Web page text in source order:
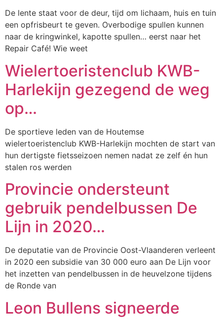
De lente staat voor de deur, tijd om lichaam, huis en tuin
een opfrisbeurt te geven. Overbodige spullen kunnen
naar de kringwinkel, kapotte spullen… eerst naar het
Repair Café! Wie weet
Wielertoeristenclub KWB-
Harlekijn gezegend de weg
op…
De sportieve leden van de Houtemse
wielertoeristenclub KWB-Harlekijn mochten de start van
hun dertigste fietsseizoen nemen nadat ze zelf én hun
stalen ros werden
Provincie ondersteunt
gebruik pendelbussen De
Lijn in 2020…
De deputatie van de Provincie Oost-Vlaanderen verleent
in 2020 een subsidie van 30 000 euro aan De Lijn voor
het inzetten van pendelbussen in de heuvelzone tijdens
de Ronde van
Leon Bullens signeerde